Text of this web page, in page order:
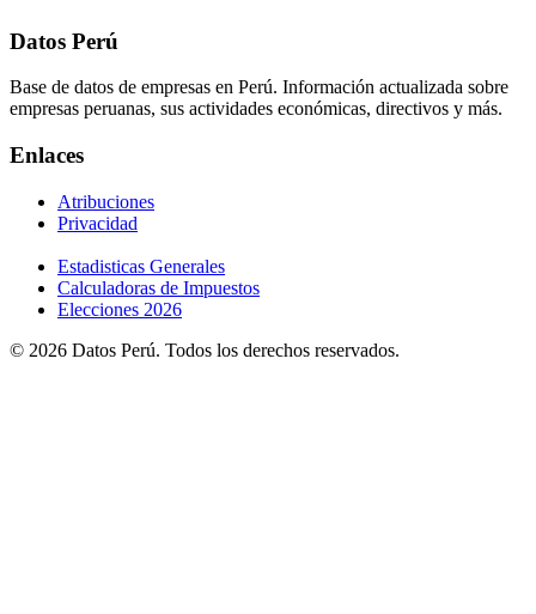
Datos Perú
Base de datos de empresas en Perú. Información actualizada sobre
empresas peruanas, sus actividades económicas, directivos y más.
Enlaces
Atribuciones
Privacidad
Estadisticas Generales
Calculadoras de Impuestos
Elecciones 2026
© 2026 Datos Perú. Todos los derechos reservados.